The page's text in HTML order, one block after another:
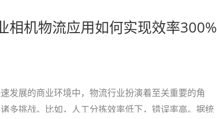
相机物流应用如何实现效率300%
发展的商业环境中，物流行业扮演着至关重要的角
多挑战。比如，人工分拣效率低下，错误率高。据统